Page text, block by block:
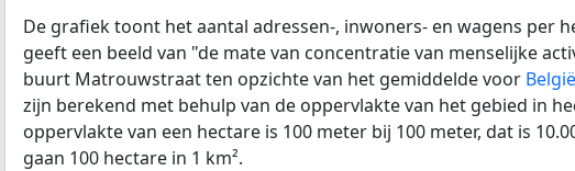
De grafiek toont het aantal adressen-, inwoners- en wagens per
geeft een beeld van "de mate van concentratie van menselijke
buurt Matrouwstraat ten opzichte van het gemiddelde voor België
zijn berekend met behulp van de oppervlakte van het gebied in
oppervlakte van een hectare is 100 meter bij 100 meter, dat is
gaan 100 hectare in 1 km².